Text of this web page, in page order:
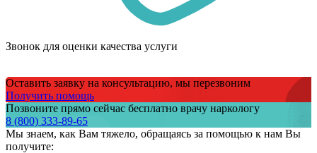
Звонок для оценки качества услуги
Оставить заявку на консультацию, мы перезвоним
Получить помощь
Позвоните прямо сейчас бесплатно врачу наркологу
8 (800) 333-89-65
Мы знаем, как Вам тяжело, обращаясь за помощью к нам Вы
получите: